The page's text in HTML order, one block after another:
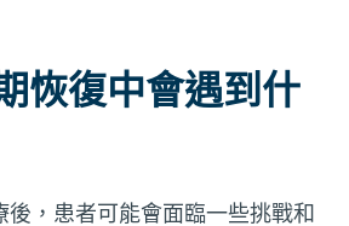
恢復中會遇到什
後，患者可能會面臨一些挑戰和